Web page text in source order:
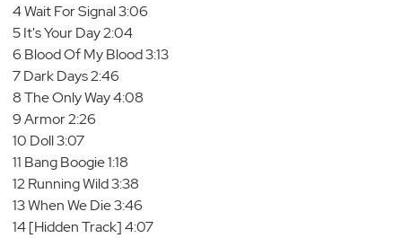
4 Wait For Signal 3:06
5 It's Your Day 2:04
6 Blood Of My Blood 3:13
7 Dark Days 2:46
8 The Only Way 4:08
9 Armor 2:26
10 Doll 3:07
11 Bang Boogie 1:18
12 Running Wild 3:38
13 When We Die 3:46
14 [Hidden Track] 4:07